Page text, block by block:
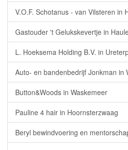
V.O.F. Schotanus - van Vilsteren in
Gastouder 't Gelukskevertje in
L. Hoeksema Holding B.V. in
Auto- en bandenbedrijf Jonkman in
Button&Woods in Waskemeer
Pauline 4 hair in Hoornsterzwaag
Beryl bewindvoering en